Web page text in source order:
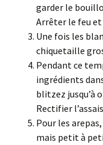
garder le
Arrêter le feu
Une fois les
chiquetaille
Pendant ce
ingrédients
blitzez jusqu’à
Rectifier
Pour les
mais petit à